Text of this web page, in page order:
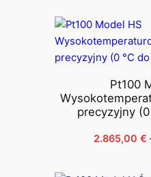
Pt100
precyzyjny
2.865,00 €